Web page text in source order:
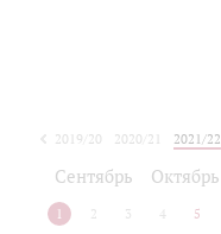
2019/20 2020/21 2021/22
Сентябрь Октябрь
1 2 3 4 5